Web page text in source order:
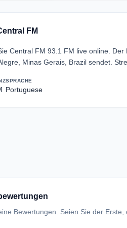
FM
Central FM 93.1 FM live online.
Minas Gerais, Brazil sendet.
SPRACHE
Portuguese
Bewertungen. Seien Sie der